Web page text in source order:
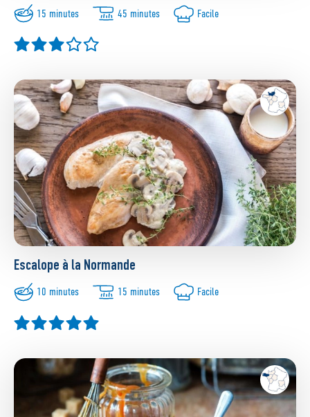
15 minutes 45 minutes Facile
Escalope à la Normande
10 minutes 15 minutes Facile